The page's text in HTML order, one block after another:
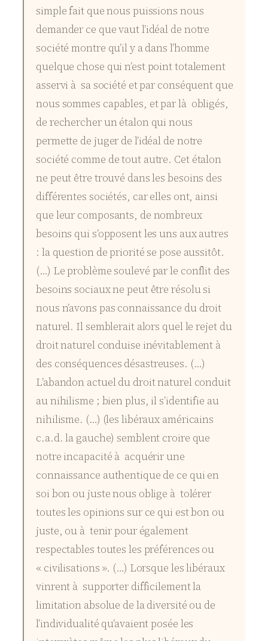
simple fait que nous puissions nous
demander ce que vaut l’idéal de notre
société montre qu’il y a dans l’homme
quelque chose qui n’est point totalement
asservi à sa société et par conséquent que
nous sommes capables, et par là obligés,
de rechercher un étalon qui nous
permette de juger de l’idéal de notre
société comme de tout autre. Cet étalon
ne peut être trouvé dans les besoins des
différentes sociétés, car elles ont, ainsi
que leur composants, de nombreux
besoins qui s’opposent les uns aux autres
: la question de priorité se pose aussitôt.
(…) Le problème soulevé par le conflit des
besoins sociaux ne peut être résolu si
nous n’avons pas connaissance du droit
naturel. Il semblerait alors quel le rejet du
droit naturel conduise inévitablement à
des conséquences désastreuses. (…)
L’abandon actuel du droit naturel conduit
au nihilisme ; bien plus, il s’identifie au
nihilisme. (…) (les libéraux américains
c.a.d. la gauche) semblent croire que
notre incapacité à acquérir une
connaissance authentique de ce qui en
soi bon ou juste nous oblige à tolérer
toutes les opinions sur ce qui est bon ou
juste, ou à tenir pour également
respectables toutes les préférences ou
« civilisations ». (…) Lorsque les libéraux
vinrent à supporter difficilement la
limitation absolue de la diversité ou de
l’individualité qu’avaient posée les